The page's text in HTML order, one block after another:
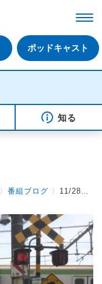
ポッドキャスト
知る
〉番組ブログ 〉 11/28 踏切の警報音 & 有楽町で逢いましょう